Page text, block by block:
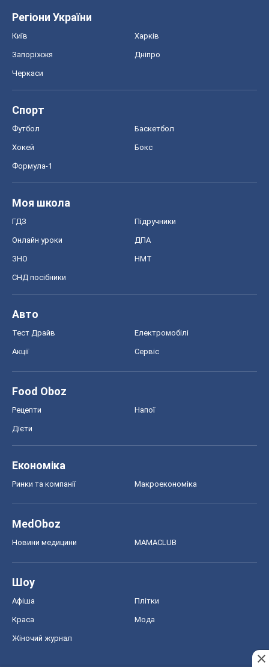
Регіони України
Київ Харків
Запоріжжя Дніпро
Черкаси
Спорт
Футбол Баскетбол
Хокей Бокс
Формула-1
Моя школа
ГДЗ Підручники
Онлайн уроки ДПА
ЗНО НМТ
СНД посібники
Авто
Тест Драйв Електромобілі
Акції Сервіс
Food Oboz
Рецепти Напої
Дієти
Економіка
Ринки та компанії Макроекономіка
MedOboz
Новини медицини MAMACLUB
Шоу
Афіша Плітки
Краса Мода
Жіночий журнал